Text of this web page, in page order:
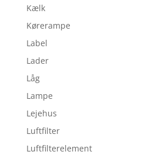
Kælk
Kørerampe
Label
Lader
Låg
Lampe
Lejehus
Luftfilter
Luftfilterelement